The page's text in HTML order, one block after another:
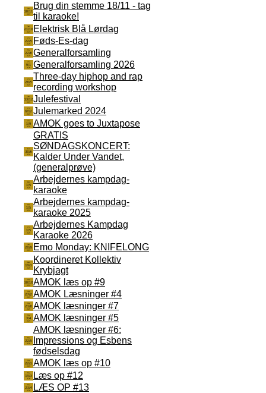
Brug din stemme 18/11 - tag
til karaoke!
Elektrisk Blå Lørdag
Føds-Es-dag
Generalforsamling
Generalforsamling 2026
Three-day hiphop and rap
recording workshop
Julefestival
Julemarked 2024
AMOK goes to Juxtapose
GRATIS
SØNDAGSKONCERT:
Kalder Under Vandet,
(generalprøve)
Arbejdernes kampdag-
karaoke
Arbejdernes kampdag-
karaoke 2025
Arbejdernes Kampdag
Karaoke 2026
Emo Monday: KNIFELONG
Koordineret Kollektiv
Krybjagt
AMOK læs op #9
AMOK Læsninger #4
AMOK læsninger #7
AMOK læsninger #5
AMOK læsninger #6:
Impressions og Esbens
fødselsdag
AMOK læs op #10
Læs op #12
LÆS OP #13